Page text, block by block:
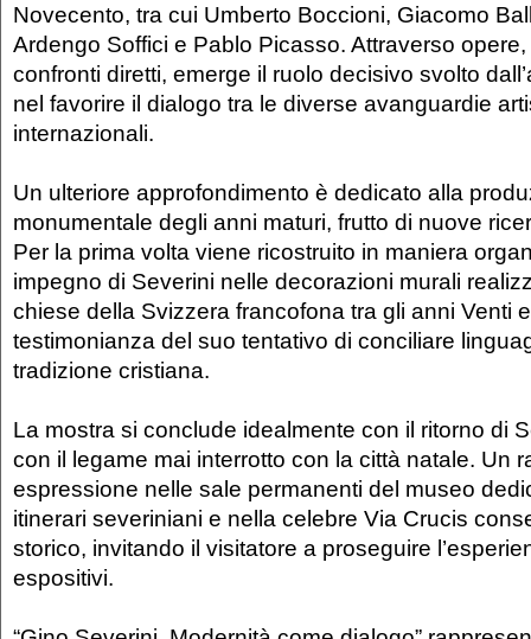
Novecento, tra cui Umberto Boccioni, Giacomo
Ardengo Soffici e Pablo Picasso. Attraverso
confronti diretti, emerge il ruolo decisivo svolto
nel favorire il dialogo tra le diverse avanguardie
internazionali.
Un ulteriore approfondimento è dedicato alla
monumentale degli anni maturi, frutto di nuove
Per la prima volta viene ricostruito in maniera
impegno di Severini nelle decorazioni murali
chiese della Svizzera francofona tra gli anni Venti
testimonianza del suo tentativo di conciliare
tradizione cristiana.
La mostra si conclude idealmente con il ritorno di
con il legame mai interrotto con la città natale. Un
espressione nelle sale permanenti del museo
itinerari severiniani e nella celebre Via Crucis
storico, invitando il visitatore a proseguire
espositivi.